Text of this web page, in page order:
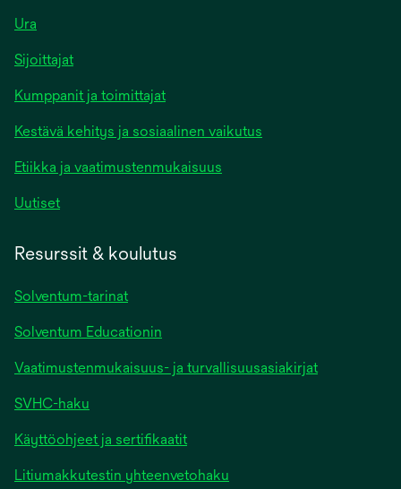
Ura
Sijoittajat
Kumppanit ja toimittajat
Kestävä kehitys ja sosiaalinen vaikutus
Etiikka ja vaatimustenmukaisuus
Uutiset
Resurssit & koulutus
Solventum-tarinat
Solventum Educationin
Vaatimustenmukaisuus- ja turvallisuusasiakirjat
SVHC-haku
Käyttöohjeet ja sertifikaatit
Litiumakkutestin yhteenvetohaku